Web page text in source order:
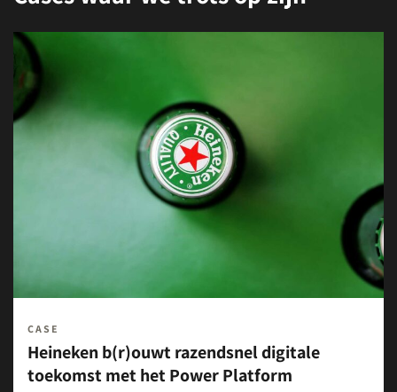
CASE
Heineken b(r)ouwt razendsnel digitale
toekomst met het Power Platform